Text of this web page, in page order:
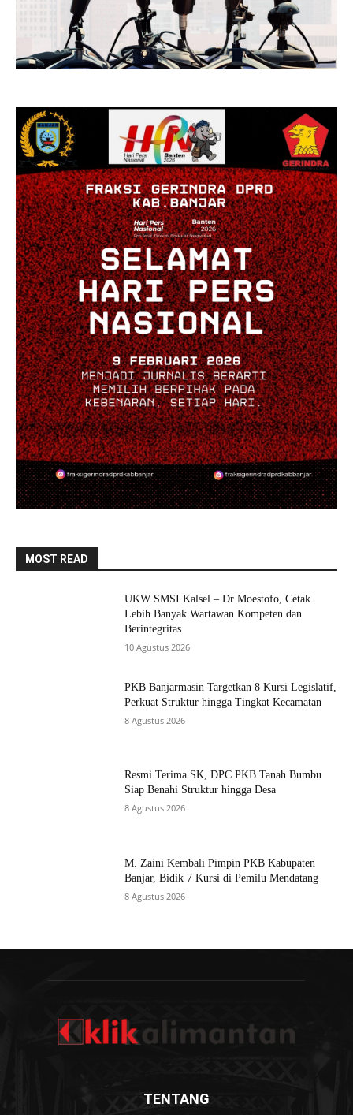
MOST READ
UKW SMSI Kalsel – Dr Moestofo, Cetak
Lebih Banyak Wartawan Kompeten dan
Berintegritas
10 Agustus 2026
PKB Banjarmasin Targetkan 8 Kursi Legislatif,
Perkuat Struktur hingga Tingkat Kecamatan
8 Agustus 2026
Resmi Terima SK, DPC PKB Tanah Bumbu
Siap Benahi Struktur hingga Desa
8 Agustus 2026
M. Zaini Kembali Pimpin PKB Kabupaten
Banjar, Bidik 7 Kursi di Pemilu Mendatang
8 Agustus 2026
TENTANG